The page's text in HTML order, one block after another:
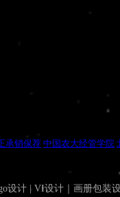
承销保荐 中国农大经管学院
设计 | VI设计｜画册包装